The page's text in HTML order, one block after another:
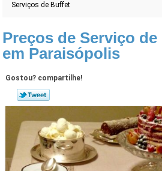
Serviços de Buffet
Preços de Serviço
em Paraisópolis
Gostou? compartilhe!